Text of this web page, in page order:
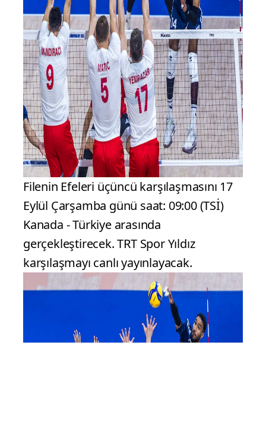
Filenin Efeleri üçüncü karşılaşmasını 17
Eylül Çarşamba günü saat: 09:00 (TSİ)
Kanada - Türkiye arasında
gerçekleştirecek. TRT Spor Yıldız
karşılaşmayı canlı yayınlayacak.